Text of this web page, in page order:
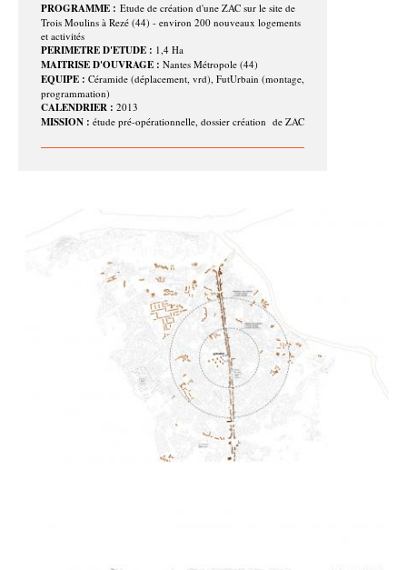
PROGRAMME : Etude de création d'une ZAC sur le site de
Trois Moulins à Rezé (44) - environ 200 nouveaux logements
et activités
PERIMETRE D'ETUDE : 1,4 Ha
MAITRISE D'OUVRAGE : Nantes Métropole (44)
EQUIPE : Céramide (déplacement, vrd), FutUrbain (montage,
programmation)
CALENDRIER : 2013
MISSION : étude pré-opérationnelle, dossier création de ZAC